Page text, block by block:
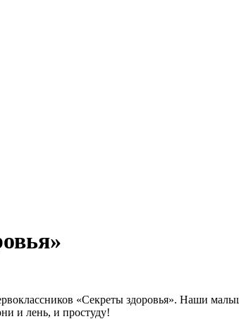
«Секреты здоровья». Наши
и лень, и простуду!